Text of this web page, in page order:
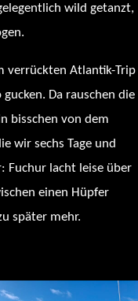
wild getanzt,
verrückten Atlantik-Trip
Da rauschen die
bisschen von dem
wir sechs Tage und
Fuchur lacht leise über
einen Hüpfer
später mehr.